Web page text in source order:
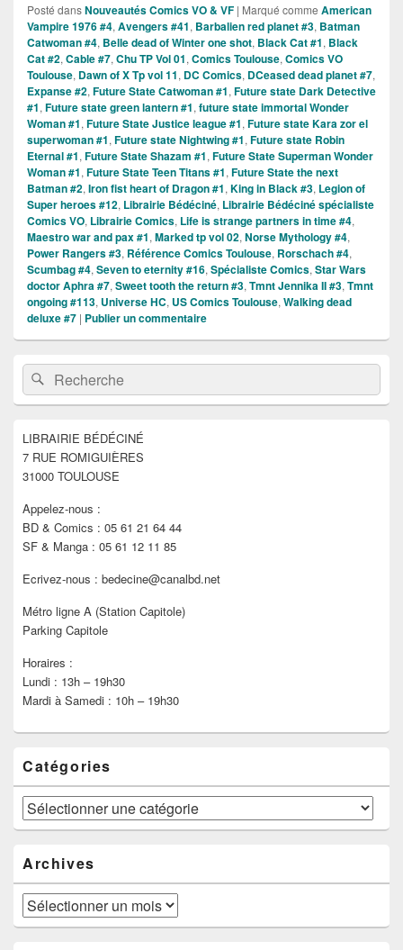
Posté dansNouveautés Comics VO & VF | Marqué comme American
Vampire 1976 #4, Avengers #41, Barbalien red planet #3, Batman
Catwoman #4, Belle dead of Winter one shot, Black Cat #1, Black
Cat #2, Cable #7, Chu TP Vol 01, Comics Toulouse, Comics VO
Toulouse, Dawn of X Tp vol 11, DC Comics, DCeased dead planet #7,
Expanse #2, Future State Catwoman #1, Future state Dark Detective
#1, Future state green lantern #1, future state immortal Wonder
Woman #1, Future State Justice league #1, Future state Kara zor el
superwoman #1, Future state Nightwing #1, Future state Robin
Eternal #1, Future State Shazam #1, Future State Superman Wonder
Woman #1, Future State Teen Titans #1, Future State the next
Batman #2, Iron fist heart of Dragon #1, King in Black #3, Legion of
Super heroes #12, Librairie Bédéciné, Librairie Bédéciné spécialiste
Comics VO, Librairie Comics, Life is strange partners in time #4,
Maestro war and pax #1, Marked tp vol 02, Norse Mythology #4,
Power Rangers #3, Référence Comics Toulouse, Rorschach #4,
Scumbag #4, Seven to eternity #16, Spécialiste Comics, Star Wars
doctor Aphra #7, Sweet tooth the return #3, Tmnt Jennika II #3, Tmnt
ongoing #113, Universe HC, US Comics Toulouse, Walking dead
deluxe #7 | Publier un commentaire
Zone
principale
de
widget
barre
latérale
Recherche :Rechercher
LIBRAIRIE BÉDÉCINÉ
7 RUE ROMIGUIÈRES
31000 TOULOUSE
Appelez-nous :
BD & Comics : 05 61 21 64 44
SF & Manga : 05 61 12 11 85
Ecrivez-nous : bedecine@canalbd.net
Métro ligne A (Station Capitole)
Parking Capitole
Horaires :
Lundi : 13h – 19h30
Mardi à Samedi : 10h – 19h30
Catégories
Catégories
Archives
Archives